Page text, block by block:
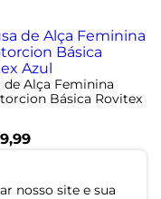
nosso site e sua
de Alça Feminina
Básica Rovitex